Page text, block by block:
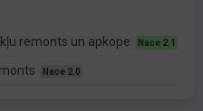
remonts un apkope Nace 2.1
Nace 2.0